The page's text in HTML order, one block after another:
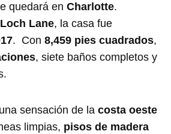
quedará enCharlotte.
Lane, la casa fue
. Con 8,459 pies cuadrados,
, siete baños completos y
sensación de lacosta oeste
limpias, pisos de madera